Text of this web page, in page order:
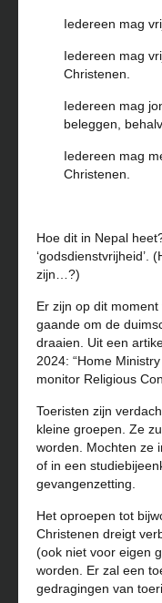
Iedereen mag
Iedereen mag
Christenen.
Iedereen mag
beleggen,
Iedereen mag
Christenen.
Hoe dit in Nepal
‘godsdienstvrijheid’.
zijn…?)
Er zijn op dit
gaande om de
draaien. Uit een
2024: “Home
monitor Religious
Toeristen zijn
kleine groepen. Ze
worden. Mochten ze
of in een
gevangenzetting.
Het oproepen tot
Christenen dreigt
(ook niet voor eigen
worden. Er zal een
gedragingen van